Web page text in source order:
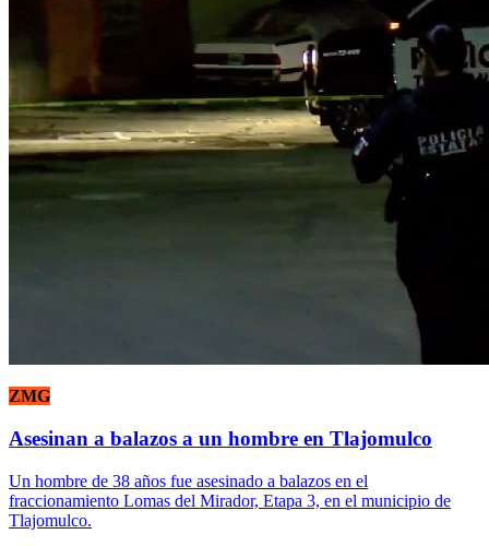
ZMG
Asesinan a balazos a un hombre en Tlajomulco
Un hombre de 38 años fue asesinado a balazos en el
fraccionamiento Lomas del Mirador, Etapa 3, en el municipio de
Tlajomulco.